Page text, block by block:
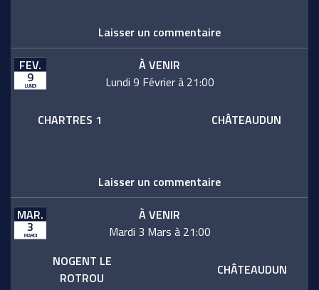
Laisser un commentaire
FEV.
9
LUNDI
À VENIR
Lundi 9 Février à 21:00
CHARTRES 1 CHÂTEAUDUN
Laisser un commentaire
MAR.
3
MARDI
À VENIR
Mardi 3 Mars à 21:00
NOGENT LE
ROTROU
CHÂTEAUDUN